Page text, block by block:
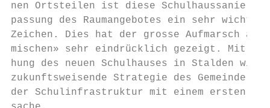
nen Ortsteilen ist diese
passung des Raumangebotes ein sehr
Zeichen. Dies hat der grosse Aufmarsch
mischen» sehr eindrücklich gezeigt. Mit
hung des neuen Schulhauses in Stalden
zukunftsweisende Strategie des
der Schulinfrastruktur mit einem ersten